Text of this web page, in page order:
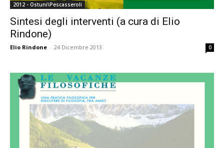
2012 - Ostuni\Pescasseroli
Sintesi degli interventi (a cura di Elio
Rindone)
Elio Rindone - 24 Dicembre 2013 0